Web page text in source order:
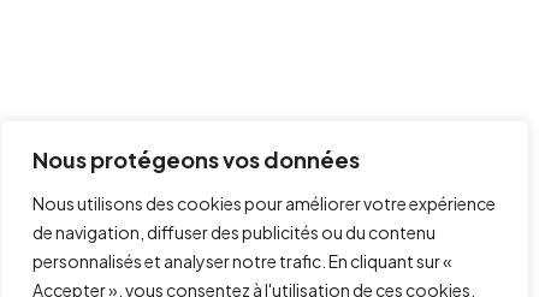
Nous protégeons vos données
Nous utilisons des cookies pour améliorer votre expérience
de navigation, diffuser des publicités ou du contenu
personnalisés et analyser notre trafic. En cliquant sur «
Accepter », vous consentez à l'utilisation de ces cookies.